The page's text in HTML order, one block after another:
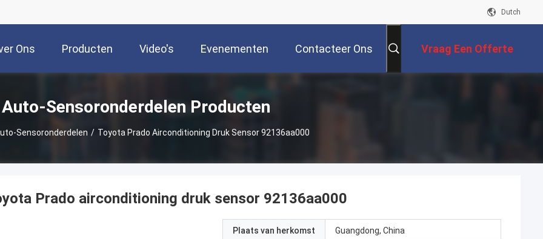
Dutch
Ons Producten Video's Evenementen Contacteer Ons Vraag Een Offerte
Auto-Sensoronderdelen Producten
Sensoronderdelen / Toyota Prado Airconditioning Druk Sensor 92136aa000
Prado airconditioning druk sensor 92136aa000
Plaats van herkomst Guangdong, China